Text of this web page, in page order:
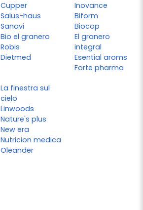
Cupper
Salus-haus
Sanavi
Bio el granero
Robis
Dietmed
Inovance
Biform
Biocop
El granero
integral
Esential aroms
Forte pharma
La finestra sul
cielo
Linwoods
Nature's plus
New era
Nutricion medica
Oleander